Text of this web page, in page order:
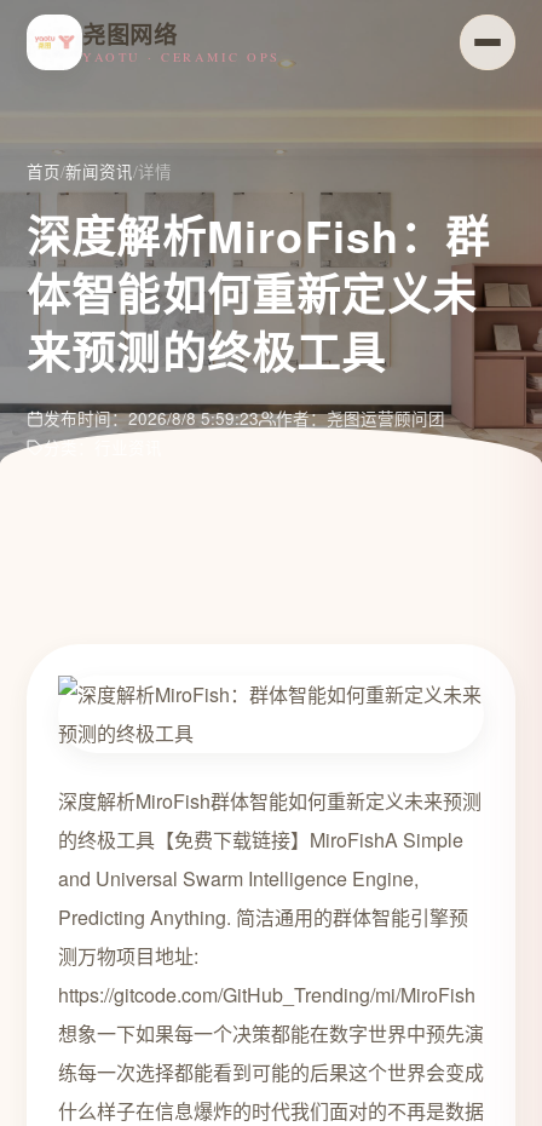
尧图网络
YAOTU · CERAMIC OPS
首页/新闻资讯/详情
深度解析MiroFish：群
体智能如何重新定义未
来预测的终极工具
发布时间：2026/8/8 5:59:23
作者：尧图运营顾问团
分类：行业资讯
深度解析MiroFish群体智能如何重新定义未来预测
的终极工具【免费下载链接】MiroFishA Simple
and Universal Swarm Intelligence Engine,
Predicting Anything. 简洁通用的群体智能引擎预
测万物项目地址:
https://gitcode.com/GitHub_Trending/mi/MiroFish
想象一下如果每一个决策都能在数字世界中预先演
练每一次选择都能看到可能的后果这个世界会变成
什么样子在信息爆炸的时代我们面对的不再是数据